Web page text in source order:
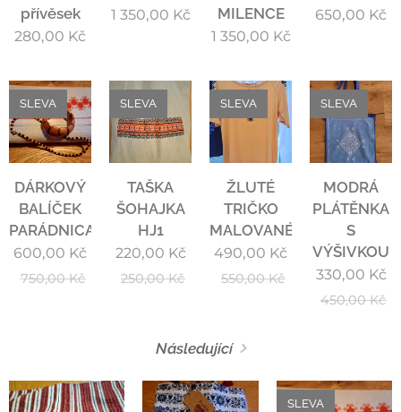
přívěsek
280,00 Kč
1 350,00 Kč
MILENCE
1 350,00 Kč
650,00 Kč
DÁRKOVÝ
BALÍČEK
PARÁDNICA
SLEVA
600,00 Kč
750,00Kč
TAŠKA
ŠOHAJKA
HJ1
SLEVA
220,00 Kč
250,00Kč
ŽLUTÉ
TRIČKO
MALOVANÉ
SLEVA
490,00 Kč
550,00Kč
MODRÁ
PLÁTĚNKA
S
VÝŠIVKOU
SLEVA
330,00 Kč
450,00Kč
Následující
SLEVA